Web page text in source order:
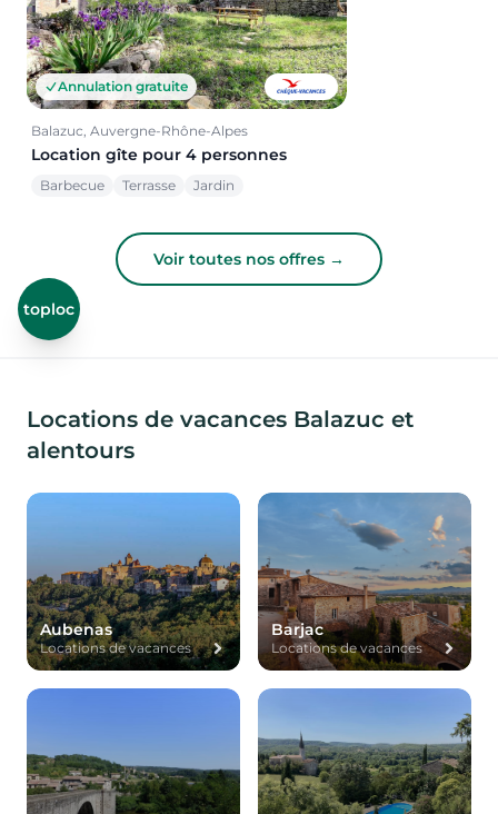
Annulation gratuite
Balazuc, Auvergne-Rhône-Alpes
Location gîte pour 4 personnes
Barbecue Terrasse Jardin
Voir toutes nos offres →
toploc
Locations de vacances Balazuc et
alentours
Aubenas
Locations de vacances
Barjac
Locations de vacances